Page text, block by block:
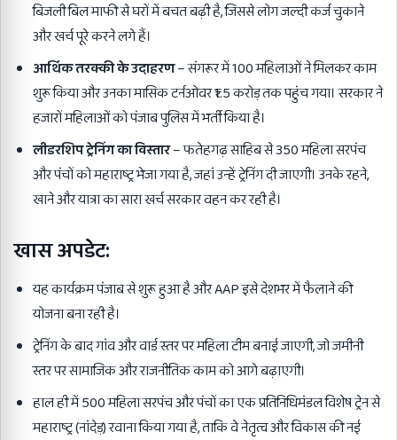
बिजली बिल माफी से घरों में बचत बढ़ी है, जिससे लोग जल्दी कर्ज चुकाने
और खर्च पूरे करने लगे हैं।
आर्थिक तरक्की के उदाहरण– संगरूर में 100 महिलाओं ने मिलकर काम
शुरू किया और उनका मासिक टर्नओवर ₹1.5 करोड़ तक पहुंच गया। सरकार ने
हजारों महिलाओं को पंजाब पुलिस में भर्ती किया है।
लीडरशिप ट्रेनिंग का विस्तार– फतेहगढ़ साहिब से 350 महिला सरपंच
और पंचों को महाराष्ट्र भेजा गया है, जहां उन्हें ट्रेनिंग दी जाएगी। उनके रहने,
खाने और यात्रा का सारा खर्च सरकार वहन कर रही है।
खास अपडेट:
यह कार्यक्रम पंजाब से शुरू हुआ है और AAP इसे देशभर में फैलाने की
योजना बना रही है।
ट्रेनिंग के बाद गांव और वार्ड स्तर पर महिला टीम बनाई जाएगी, जो जमीनी
स्तर पर सामाजिक और राजनीतिक काम को आगे बढ़ाएगी।
हाल ही में 500 महिला सरपंच और पंचों का एक प्रतिनिधिमंडल विशेष ट्रेन से
महाराष्ट्र (नांदेड़) रवाना किया गया है, ताकि वे नेतृत्व और विकास की नई